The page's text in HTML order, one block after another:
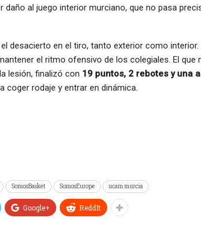
daño al juego interior murciano, que no pasa
desacierto en el tiro, tanto exterior como interior.
el ritmo ofensivo de los colegiales. El que
lesión, finalizó con 19 puntos, 2 rebotes y una
coger rodaje y entrar en dinámica.
SomosBasket SomosEurope ucam murcia
Google+ ReddIt